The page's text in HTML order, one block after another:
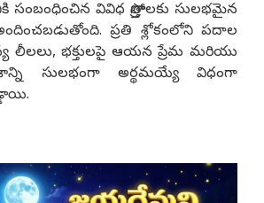
సంబంధించిన వివిధ స్తోత్రాలకు సులభమైన
ప్రతి శ్లోకంలోని పదాల
లీలలు, భక్తులపై ఆయన ప్రేమ మరియు
సులభంగా అర్థమయ్యే విధంగా